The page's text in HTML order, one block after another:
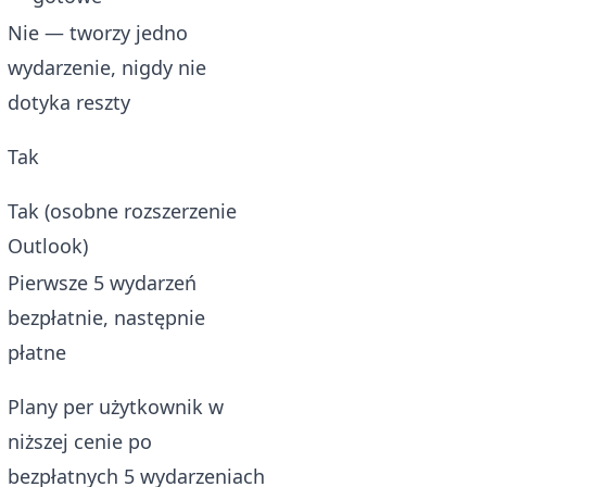
Nie — tworzy jedno
wydarzenie, nigdy nie
dotyka reszty
Tak
Tak (osobne rozszerzenie
Outlook)
Pierwsze 5 wydarzeń
bezpłatnie, następnie
płatne
Plany per użytkownik w
niższej cenie po
bezpłatnych 5 wydarzeniach